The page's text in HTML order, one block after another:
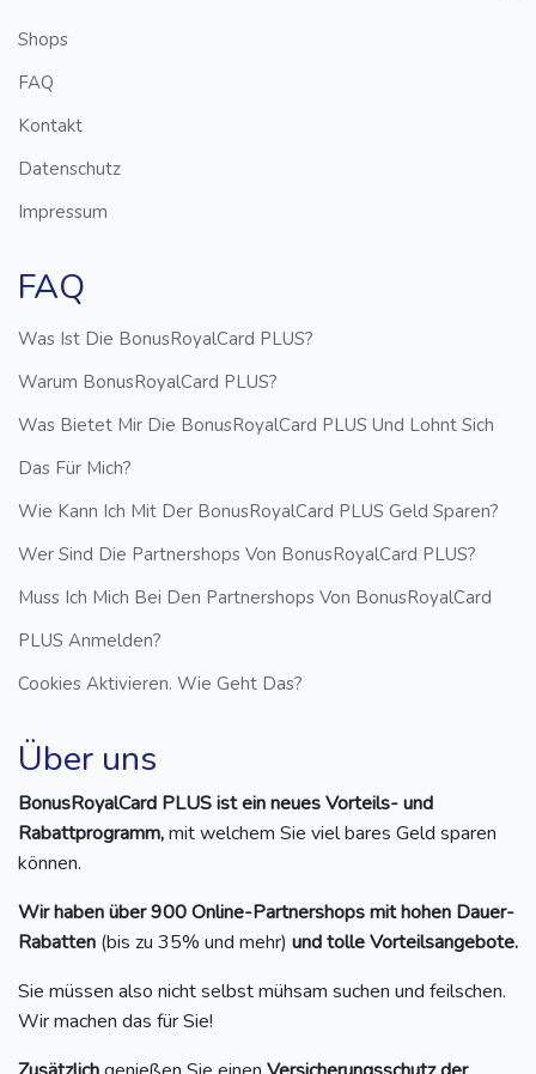
Shops
FAQ
Kontakt
Datenschutz
Impressum
FAQ
Was Ist Die BonusRoyalCard PLUS?
Warum BonusRoyalCard PLUS?
Was Bietet Mir Die BonusRoyalCard PLUS Und Lohnt Sich
Das Für Mich?
Wie Kann Ich Mit Der BonusRoyalCard PLUS Geld Sparen?
Wer Sind Die Partnershops Von BonusRoyalCard PLUS?
Muss Ich Mich Bei Den Partnershops Von BonusRoyalCard
PLUS Anmelden?
Cookies Aktivieren. Wie Geht Das?
Über uns
BonusRoyalCard PLUS ist ein neues Vorteils- und
Rabattprogramm,mit welchem Sie viel bares Geld sparen
können.
Wir haben über 900 Online-Partnershops mit hohen Dauer-
Rabatten (bis zu 35% und mehr) und tolle Vorteilsangebote.
Sie müssen also nicht selbst mühsam suchen und feilschen.
Wir machen das für Sie!